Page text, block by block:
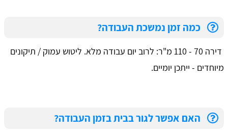
כמה זמן נמשכת העבודה?
דירה 70 - 110 מ"ר: לרוב יום עבודה מלא. ליטוש עמוק / תיקונים
מיוחדים - ייתכן יומיים.
האם אפשר לגור בבית בזמן העבודה?